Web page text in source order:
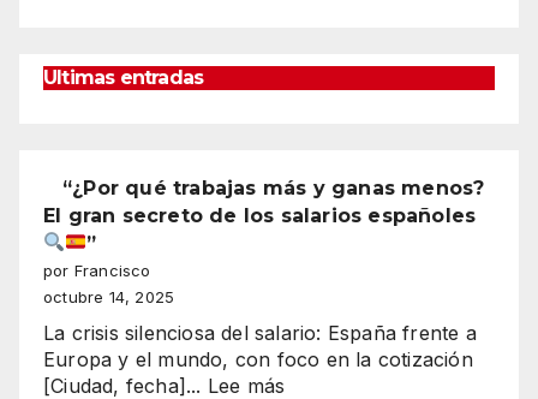
Ultimas entradas
“¿Por qué trabajas más y ganas menos?
El gran secreto de los salarios españoles
”
por Francisco
octubre 14, 2025
La crisis silenciosa del salario: España frente a
Europa y el mundo, con foco en la cotización
[Ciudad, fecha]... Lee más